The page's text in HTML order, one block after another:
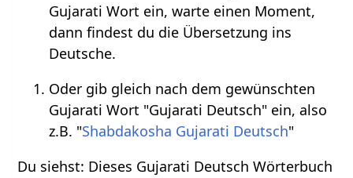
Gujarati Wort ein, warte einen Moment,
dann findest du die Übersetzung ins
Deutsche.
Oder gib gleich nach dem gewünschten
Gujarati Wort "Gujarati Deutsch" ein, also
z.B. "Shabdakosha Gujarati Deutsch"
Du siehst: Dieses Gujarati Deutsch Wörterbuch